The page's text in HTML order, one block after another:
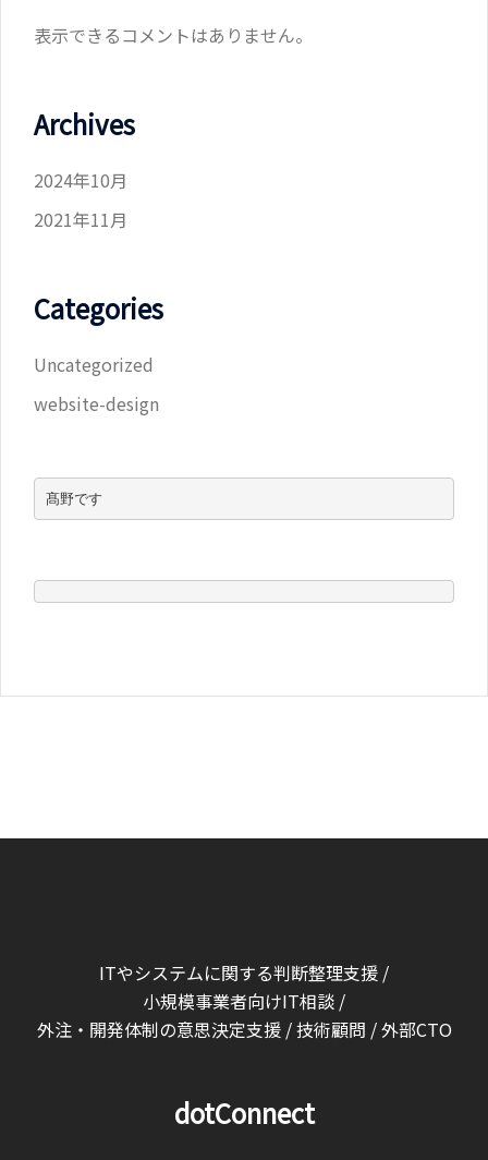
表示できるコメントはありません。
Archives
2024年10月
2021年11月
Categories
Uncategorized
website-design
髙野です
ITやシステムに関する判断整理支援 /
小規模事業者向けIT相談 /
外注・開発体制の意思決定支援 / 技術顧問 / 外部CTO
dotConnect